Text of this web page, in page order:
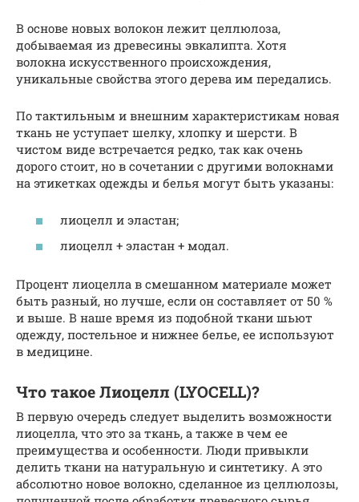
В основе новых волокон лежит целлюлоза,
добываемая из древесины эвкалипта. Хотя
волокна искусственного происхождения,
уникальные свойства этого дерева им передались.
По тактильным и внешним характеристикам новая
ткань не уступает шелку, хлопку и шерсти. В
чистом виде встречается редко, так как очень
дорого стоит, но в сочетании с другими волокнами
на этикетках одежды и белья могут быть указаны:
лиоцелл и эластан;
лиоцелл + эластан + модал.
Процент лиоцелла в смешанном материале может
быть разный, но лучше, если он составляет от 50 %
и выше. В наше время из подобной ткани шьют
одежду, постельное и нижнее белье, ее используют
в медицине.
Что такое Лиоцелл (LYOCELL)?
В первую очередь следует выделить возможности
лиоцелла, что это за ткань, а также в чем ее
преимущества и особенности. Люди привыкли
делить ткани на натуральную и синтетику. А это
абсолютно новое волокно, сделанное из целлюлозы,